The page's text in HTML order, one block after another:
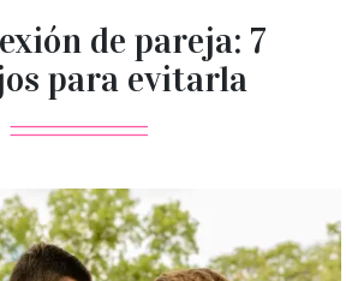
de pareja: 7
para evitarla